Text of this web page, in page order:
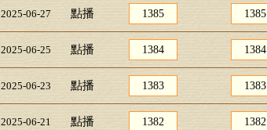
2025-06-27 點播 1385 1385
2025-06-25 點播 1384 1384
2025-06-23 點播 1383 1383
2025-06-21 點播 1382 1382